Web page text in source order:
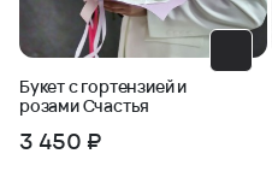
Букет с гортензией и
розами Счастья
3 450 ₽